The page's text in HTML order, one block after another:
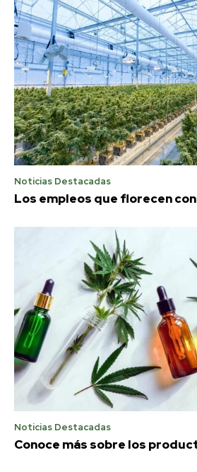
Noticias Destacadas
Los empleos que florecen
Noticias Destacadas
Conoce más sobre los